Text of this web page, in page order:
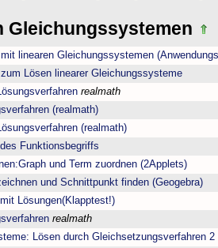
Gleichungssystemen
linearen Gleichungssystemen
Lösen linearer Gleichungssysteme
realmath
(realmath)
(realmath)
Funktionsbegriffs
und Term zuordnen (2Applets)
und Schnittpunkt finden (Geogebra)
mit Lösungen(Klapptest!)
realmath
Lösen durch Gleichsetzungsverfahren 2